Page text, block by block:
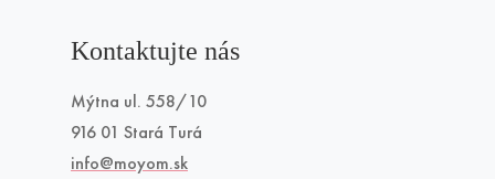
Kontaktujte nás
Mýtna ul. 558/10
916 01 Stará Turá
info@moyom.sk